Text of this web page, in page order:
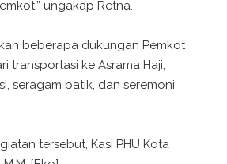
ungakap Retna.
beberapa dukungan Pemkot
transportasi ke Asrama Haji,
seragam batik, dan seremoni
tersebut, Kasi PHU Kota